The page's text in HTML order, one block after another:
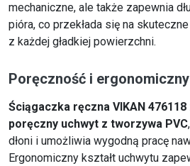
mechaniczne, ale także zapewnia
pióra, co przekłada się na
z każdej gładkiej powierzchni.
Poręczność i
Ściągaczka ręczna VIKAN 476118
poręczny uchwyt z tworzywa PVC
dłoni i umożliwia wygodną pracę
Ergonomiczny kształt uchwytu